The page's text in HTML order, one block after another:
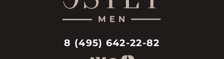
8 (495) 642-22-82